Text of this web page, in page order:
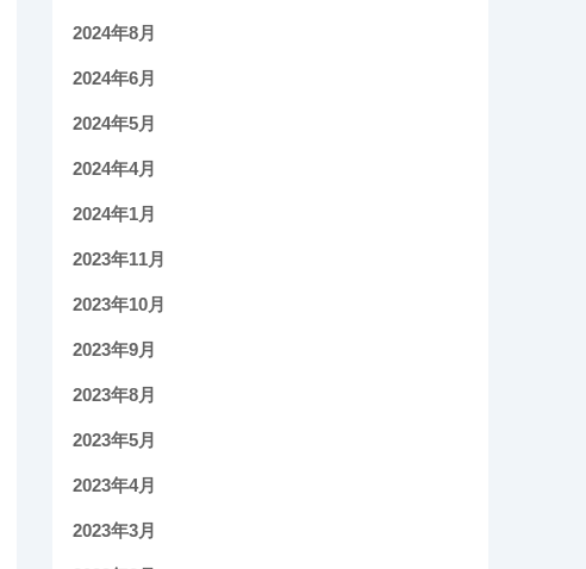
2024年8月
2024年6月
2024年5月
2024年4月
2024年1月
2023年11月
2023年10月
2023年9月
2023年8月
2023年5月
2023年4月
2023年3月